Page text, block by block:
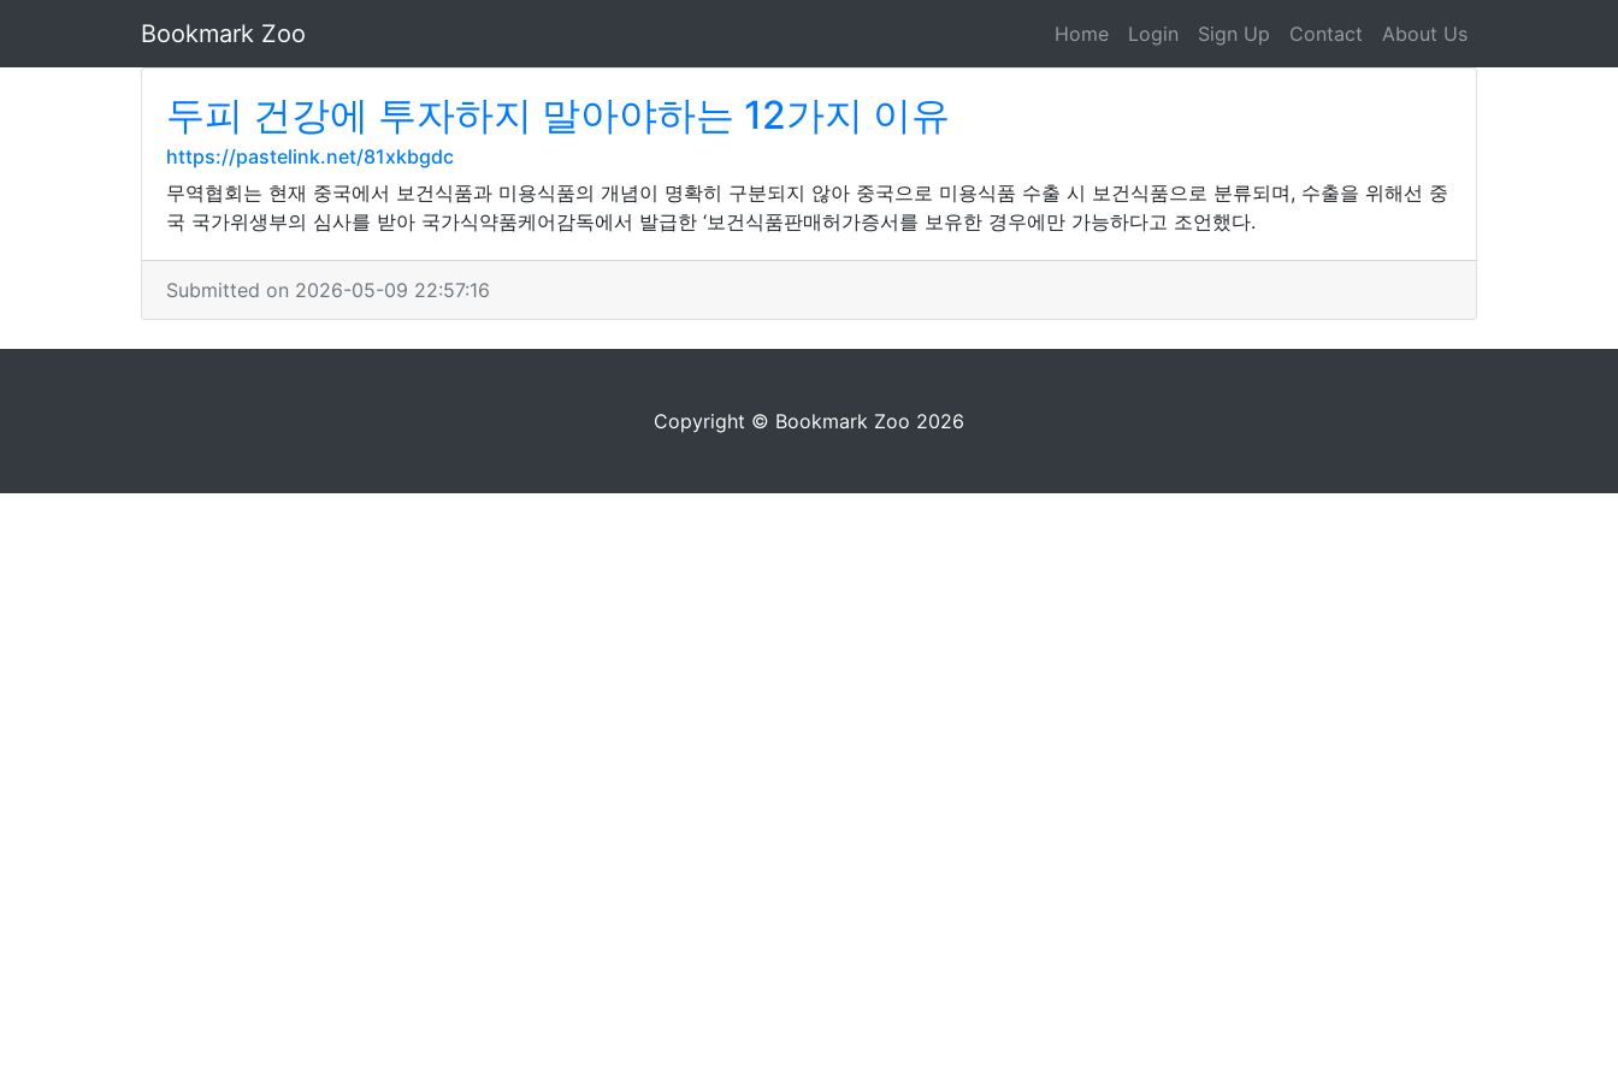
Bookmark Zoo Home Login Sign Up Contact About Us
두피 건강에 투자하지 말아야하는 12가지 이유
https://pastelink.net/81xkbgdc
무역협회는 현재 중국에서 보건식품과 미용식품의 개념이 명확히 구분되지 않아 중국으로 미용식품 수출 시 보건식품으로 분류되며, 수출을 위해선 중
국 국가위생부의 심사를 받아 국가식약품케어감독에서 발급한 ‘보건식품판매허가증서를 보유한 경우에만 가능하다고 조언했다.
Submitted on 2026-05-09 22:57:16
Copyright © Bookmark Zoo 2026